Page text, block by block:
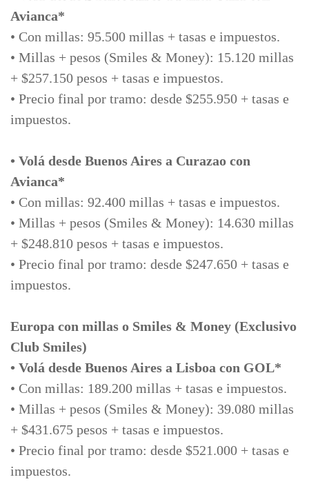
Avianca*
• Con millas: 95.500 millas + tasas e impuestos.
• Millas + pesos (Smiles & Money): 15.120 millas
+ $257.150 pesos + tasas e impuestos.
• Precio final por tramo: desde $255.950 + tasas e
impuestos.
• Volá desde Buenos Aires a Curazao con
Avianca*
• Con millas: 92.400 millas + tasas e impuestos.
• Millas + pesos (Smiles & Money): 14.630 millas
+ $248.810 pesos + tasas e impuestos.
• Precio final por tramo: desde $247.650 + tasas e
impuestos.
Europa con millas o Smiles & Money (Exclusivo
Club Smiles)
• Volá desde Buenos Aires a Lisboa con GOL*
• Con millas: 189.200 millas + tasas e impuestos.
• Millas + pesos (Smiles & Money): 39.080 millas
+ $431.675 pesos + tasas e impuestos.
• Precio final por tramo: desde $521.000 + tasas e
impuestos.